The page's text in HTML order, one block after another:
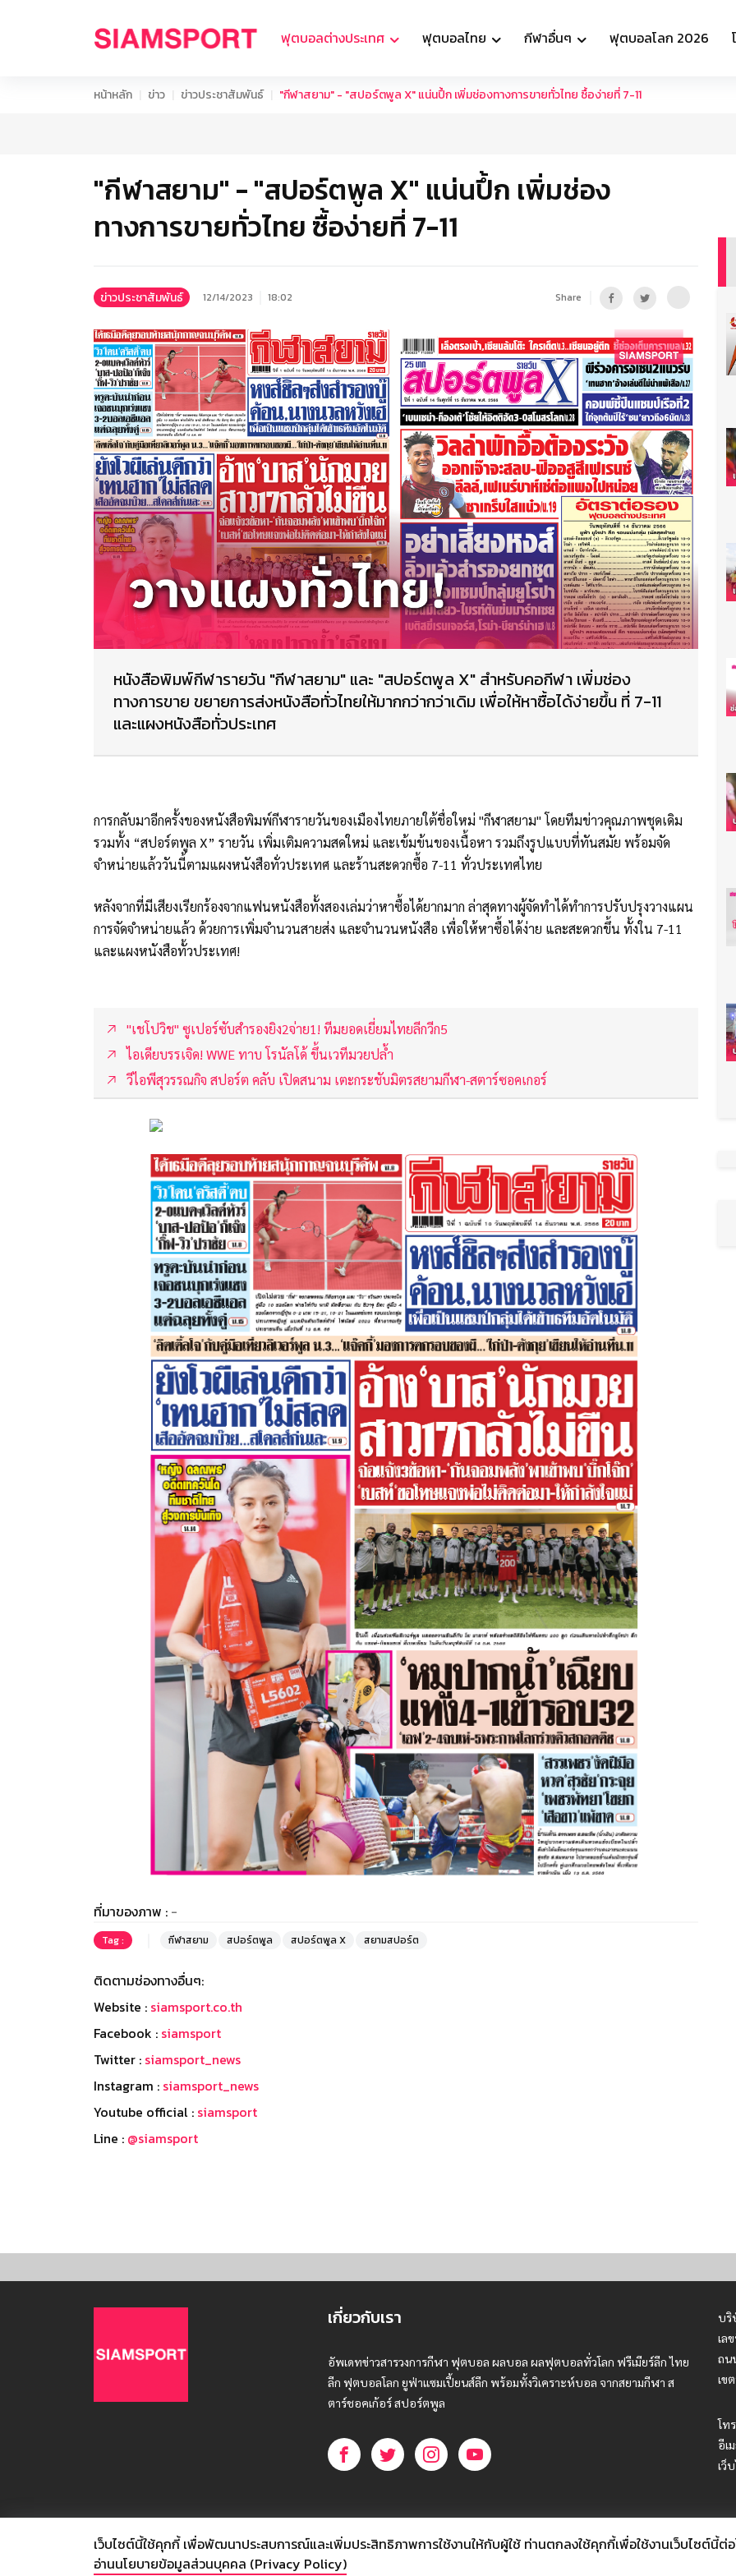
ฟุตบอลต่างประเทศ ฟุตบอลไทย กีฬาอื่นๆ ฟุตบอลโลก 2026
หน้าหลัก ข่าว ข่าวประชาสัมพันธ์ "กีฬาสยาม" - "สปอร์ตพูล X" แน่นปึ้ก เพิ่มช่องทางการขายทั่วไทย ซื้อง่ายที่ 7-11
"กีฬาสยาม" - "สปอร์ตพูล X" แน่นปึ้ก เพิ่มช่อง
ทางการขายทั่วไทย ซื้อง่ายที่ 7-11
ข่าวประชาสัมพันธ์ 12/14/2023 18:02 Share
หนังสือพิมพ์กีฬารายวัน "กีฬาสยาม" และ "สปอร์ตพูล X" สำหรับคอกีฬา เพิ่มช่อง
ทางการขาย ขยายการส่งหนังสือทั่วไทยให้มากกว่ากว่าเดิม เพื่อให้หาซื้อได้ง่ายขึ้น ที่ 7-11
และแผงหนังสือทั่วประเทศ
การกลับมาอีกครั้งของหนังสือพิมพ์กีฬารายวันของเมืองไทยภายใต้ชื่อใหม่ "กีฬาสยาม" โดยทีมข่าวคุณภาพชุดเดิม
รวมทั้ง “สปอร์ตพูล X” รายวัน เพิ่มเติมความสดใหม่ และเข้มข้นของเนื้อหา รวมถึงรูปแบบที่ทันสมัย พร้อมจัด
จำหน่ายแล้ววันนี้ตามแผงหนังสือทั่วประเทศ และร้านสะดวกซื้อ 7-11 ทั่วประเทศไทย
หลังจากที่มีเสียงเรียกร้องจากแฟนหนังสือทั้งสองเล่มว่าหาซื้อได้ยากมาก ล่าสุดทางผู้จัดทำได้ทำการปรับปรุงวางแผน
การจัดจำหน่ายแล้ว ด้วยการเพิ่มจำนวนสายส่ง และจำนวนหนังสือ เพื่อให้หาซื้อได้ง่าย และสะดวกขึ้น ทั้งใน 7-11
และแผงหนังสือทั้วประเทศ!
"เชโปวิช" ซูเปอร์ซับสำรองยิง2จ่าย1! ทีมยอดเยี่ยมไทยลีกวีก5
ไอเดียบรรเจิด! WWE ทาบ โรนัลโด้ ขึ้นเวทีมวยปล้ำ
วีไอพีสุวรรณกิจ สปอร์ต คลับ เปิดสนาม เตะกระชับมิตรสยามกีฬา-สตาร์ซอคเกอร์
ที่มาของภาพ : -
Tag : กีฬาสยาม สปอร์ตพูล สปอร์ตพูล X สยามสปอร์ต
ติดตามช่องทางอื่นๆ:
Website : siamsport.co.th
Facebook : siamsport
Twitter : siamsport_news
Instagram : siamsport_news
Youtube official : siamsport
Line : @siamsport
เกี่ยวกับเรา
อัพเดทข่าวสารวงการกีฬา ฟุตบอล ผลบอล ผลฟุตบอลทั่วโลก ฟรีเมียร์ลีก ไทย
ลีก ฟุตบอลโลก ยูฟ่าแซมเปี้ยนส์ลีก พร้อมทั้งวิเคราะห์บอล จากสยามกีฬา ส
ตาร์ชอคเก้อร์ สปอร์ตพูล
บริ
เล
ถน
เข
โท
อีเ
เว็
© SIAMSPORT
เว็บไซต์นี้ใช้คุกกี้เพื่อพัฒนาประสบการณ์และเพิ่มประสิทธิภาพการใช้งานให้กับผู้ใช้ ท่านตกลงใช้คุกกี้เพื่อใช้งานเว็บไซต์นี้ต่
อ่านนโยบายข้อมูลส่วนบุคคล (Privacy Policy)